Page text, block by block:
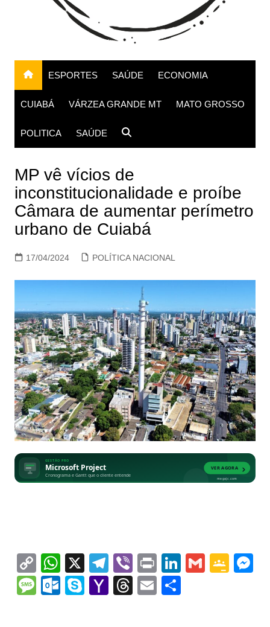
ESPORTES SAÚDE ECONOMIA
CUIABÁ VÁRZEA GRANDE MT MATO GROSSO
POLITICA SAÚDE
MP vê vícios de
inconstitucionalidade e proíbe
Câmara de aumentar perímetro
urbano de Cuiabá
17/04/2024 POLÍTICA NACIONAL
C
o
p
W
h
at
X T
el
e
Vi
b
er
Pr
in
t
Li
n
k
G G M
M O S Y T E S